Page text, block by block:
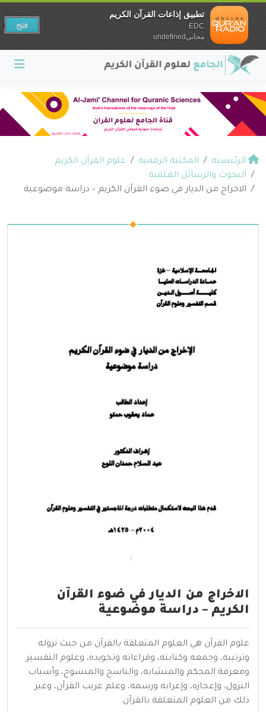
الرئيسية المكتبة الرقمية
علوم القرآن الكريم
البحوث والرسائل العلمية
الاخراج من الديار في ضوء القرآن الكريم – دراسة موضوعية
الاخراج من الديار في ضوء القرآن
الكريم – دراسة موضوعية
علوم القرآن هي العلوم المتعلقة بالقرآن من حيث نزوله
وترتيبه، وجمعه وكتابته، وقراءاته وتجويده، وعلوم التفسير
ومعرفة المحكم والمتشابه، والناسخ والمنسوخ، وأسباب
النزول، وإعجازه، وإعرابه ورسمه، وعلم غريب القرآن، وغير
ذلك من العلوم المتعلقة بالقرآن.
تطبيق إذاعات القرآن الكريم
EDC
مجانيundefined
فتح